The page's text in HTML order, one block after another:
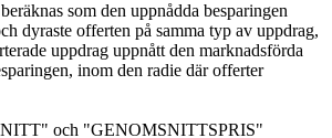
som den uppnådda besparingen
dyraste offerten på samma typ av uppdrag,
uppdrag uppnått den marknadsförda
inom den radie där offerter
och "GENOMSNITTSPRIS"